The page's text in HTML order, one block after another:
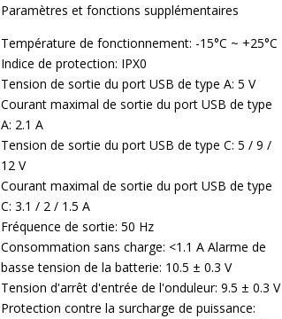
Paramètres et fonctions supplémentaires
Température de fonctionnement: -15°C ~ +25°C
Indice de protection: IPX0
Tension de sortie du port USB de type A: 5 V
Courant maximal de sortie du port USB de type
A: 2.1 A
Tension de sortie du port USB de type C: 5 / 9 /
12 V
Courant maximal de sortie du port USB de type
C: 3.1 / 2 / 1.5 A
Fréquence de sortie: 50 Hz
Consommation sans charge: <1.1 A Alarme de
basse tension de la batterie: 10.5 ± 0.3 V
Tension d'arrêt d'entrée de l'onduleur: 9.5 ± 0.3 V
Protection contre la surcharge de puissance: